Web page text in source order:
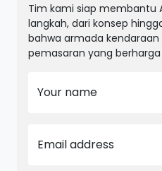
Tim kami siap membantu
langkah, dari konsep
bahwa armada
pemasaran yang berharga
Your name
Email address